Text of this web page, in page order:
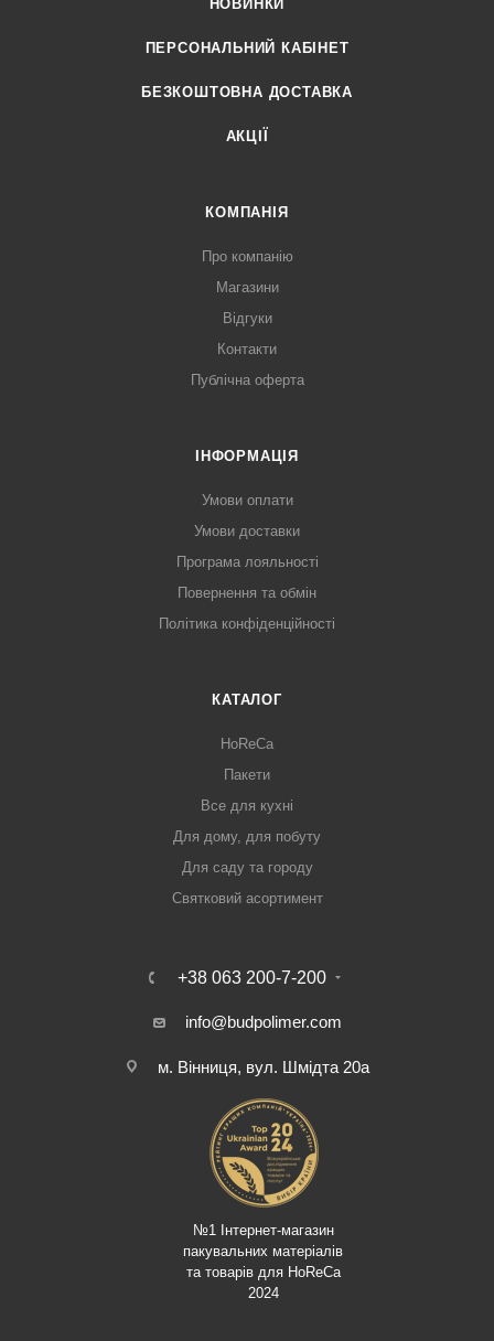
НОВИНКИ
ПЕРСОНАЛЬНИЙ КАБІНЕТ
БЕЗКОШТОВНА ДОСТАВКА
АКЦІЇ
КОМПАНІЯ
Про компанію
Магазини
Відгуки
Контакти
Публічна оферта
ІНФОРМАЦІЯ
Умови оплати
Умови доставки
Програма лояльності
Повернення та обмін
Політика конфіденційності
КАТАЛОГ
HoReCa
Пакети
Все для кухні
Для дому, для побуту
Для саду та городу
Святковий асортимент
+38 063 200-7-200
info@budpolimer.com
м. Вінниця, вул. Шмідта 20а
№1 Інтернет-магазин
пакувальних матеріалів
та товарів для HoReCa
2024